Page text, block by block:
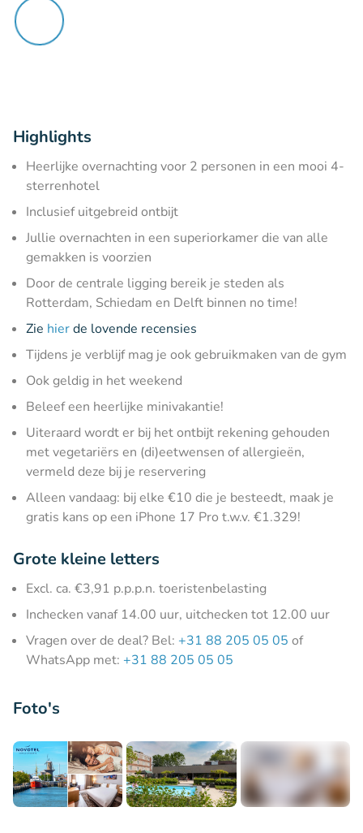
Highlights
Heerlijke overnachting voor 2 personen in een mooi 4-
sterrenhotel
Inclusief uitgebreid ontbijt
Jullie overnachten in een superiorkamer die van alle
gemakken is voorzien
Door de centrale ligging bereik je steden als
Rotterdam, Schiedam en Delft binnen no time!
Zie hierde lovende recensies
Tijdens je verblijf mag je ook gebruikmaken van de gym
Ook geldig in het weekend
Beleef een heerlijke minivakantie!
Uiteraard wordt er bij het ontbijt rekening gehouden
met vegetariërs en (di)eetwensen of allergieën,
vermeld deze bij je reservering
Alleen vandaag: bij elke €10 die je besteedt, maak je
gratis kans op een iPhone 17 Pro t.w.v. €1.329!
Grote kleine letters
Excl. ca. €3,91 p.p.p.n. toeristenbelasting
Inchecken vanaf 14.00 uur, uitchecken tot 12.00 uur
Vragen over de deal? Bel: +31 88 205 05 05 of
WhatsApp met: +31 88 205 05 05
Foto's